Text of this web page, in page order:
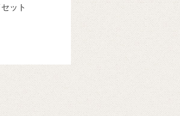
ット